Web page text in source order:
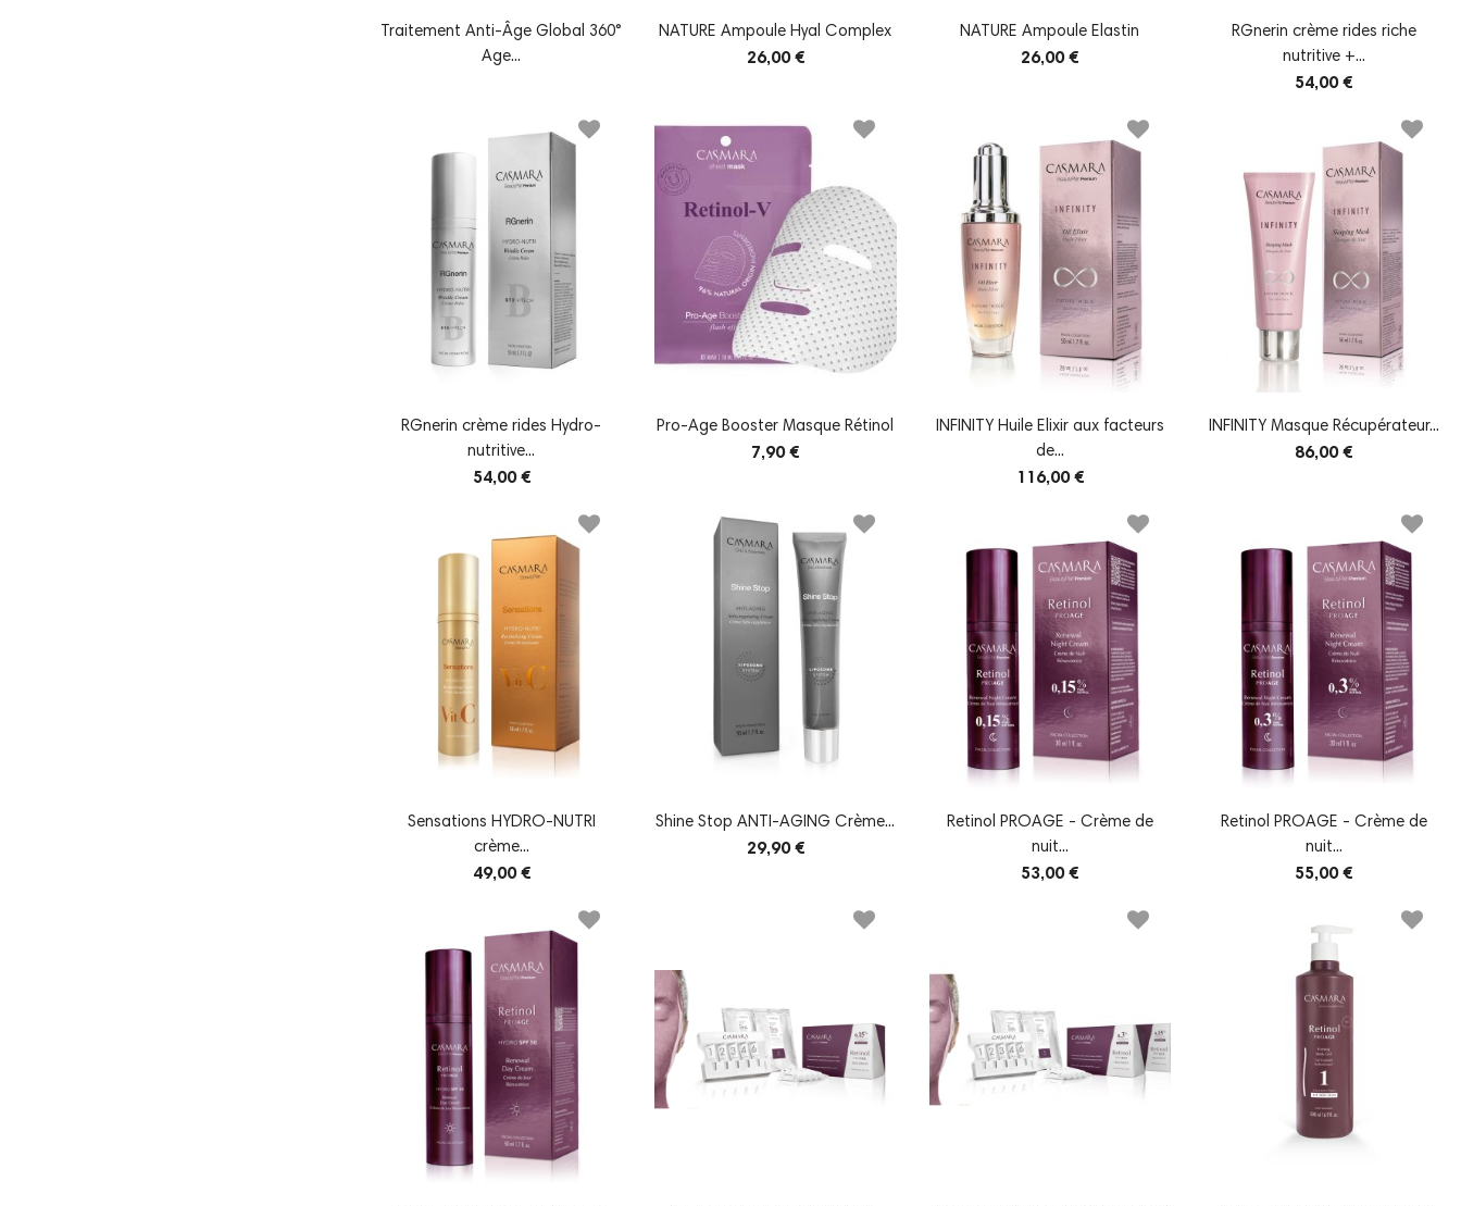
Traitement Anti-Âge Global 360°
Age...
NATURE Ampoule Hyal Complex
26,00 €
NATURE Ampoule Elastin
26,00 €
RGnerin crème rides riche
nutritive +...
54,00 €
RGnerin crème rides Hydro-
nutritive...
54,00 €
Pro-Age Booster Masque Rétinol
7,90 €
INFINITY Huile Elixir aux facteurs
de...
116,00 €
INFINITY Masque Récupérateur...
86,00 €
Sensations HYDRO-NUTRI
crème...
49,00 €
Shine Stop ANTI-AGING Crème...
29,90 €
Retinol PROAGE - Crème de
nuit...
53,00 €
Retinol PROAGE - Crème de
nuit...
55,00 €